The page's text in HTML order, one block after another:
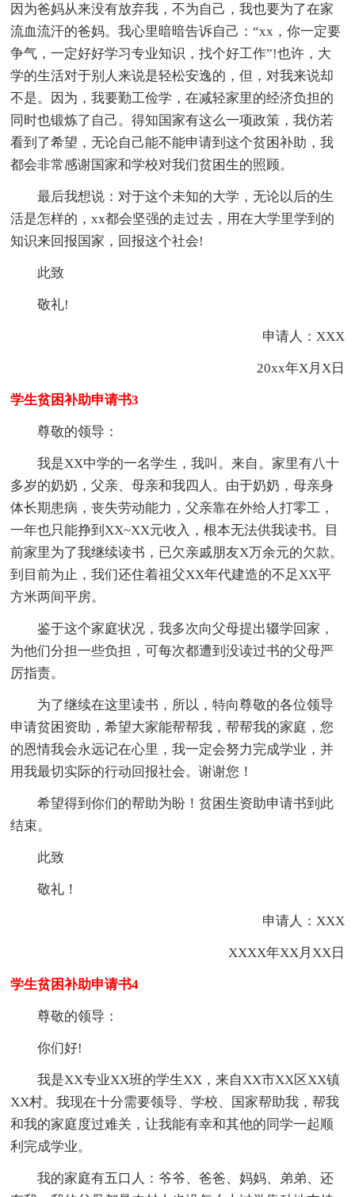
因为爸妈从来没有放弃我，不为自己，我也要为了在家
流血流汗的爸妈。我心里暗暗告诉自己：“xx，你一定要
争气，一定好好学习专业知识，找个好工作”!也许，大
学的生活对于别人来说是轻松安逸的，但，对我来说却
不是。因为，我要勤工俭学，在减轻家里的经济负担的
同时也锻炼了自己。得知国家有这么一项政策，我仿若
看到了希望，无论自己能不能申请到这个贫困补助，我
都会非常感谢国家和学校对我们贫困生的照顾。
最后我想说：对于这个未知的大学，无论以后的生
活是怎样的，xx都会坚强的走过去，用在大学里学到的
知识来回报国家，回报这个社会!
此致
敬礼!
申请人：XXX
20xx年X月X日
学生贫困补助申请书3
尊敬的领导：
我是XX中学的一名学生，我叫。来自。家里有八十
多岁的奶奶，父亲、母亲和我四人。由于奶奶，母亲身
体长期患病，丧失劳动能力，父亲靠在外给人打零工，
一年也只能挣到XX~XX元收入，根本无法供我读书。目
前家里为了我继续读书，已欠亲戚朋友X万余元的欠款。
到目前为止，我们还住着祖父XX年代建造的不足XX平
方米两间平房。
鉴于这个家庭状况，我多次向父母提出辍学回家，
为他们分担一些负担，可每次都遭到没读过书的父母严
厉指责。
为了继续在这里读书，所以，特向尊敬的各位领导
申请贫困资助，希望大家能帮帮我，帮帮我的家庭，您
的恩情我会永远记在心里，我一定会努力完成学业，并
用我最切实际的行动回报社会。谢谢您！
希望得到你们的帮助为盼！贫困生资助申请书到此
结束。
此致
敬礼！
申请人：XXX
XXXX年XX月XX日
学生贫困补助申请书4
尊敬的领导：
你们好!
我是XX专业XX班的学生XX，来自XX市XX区XX镇
XX村。我现在十分需要领导、学校、国家帮助我，帮我
和我的家庭度过难关，让我能有幸和其他的同学一起顺
利完成学业。
我的家庭有五口人：爷爷、爸爸、妈妈、弟弟、还